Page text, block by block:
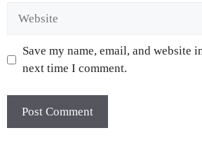
Save my name, email, and website
next time I comment.